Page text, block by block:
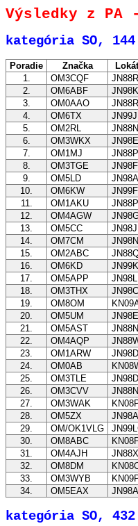
Výsledky z PA
kategória SO, 144
Poradie Značka
1.
OM3CQF
2.
OM6ABF
3.
OM0AAO
4.
OM6TX
5.
OM2RL
6.
OM3WKX
7.
OM1MJ
8.
OM3TGE
9.
OM5LD
10.
OM6KW JN99FI
11.
OM1AKU
12.
OM4AGW
13.
OM5CC
14.
OM7CM
15.
OM2ABC
16.
OM6KD
17.
OM5APP
18.
OM3THX
19.
OM8OM
20.
OM5UM
21.
OM5AST
22.
OM4AQP
23.
OM1ARW
24.
OM0AB
25.
OM3TLE
26.
OM3CVV
27.
OM3WAK
28.
OM5ZX
29.
OM/OK1VLG
30.
OM8ABC
31.
OM4AJH
32.
OM8DM
33.
OM3WYB
34.
OM5EAX
kategória SO, 432